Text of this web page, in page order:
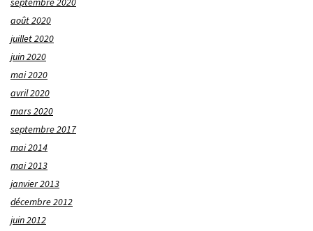
août 2020
juillet 2020
juin 2020
mai 2020
avril 2020
mars 2020
septembre 2017
mai 2014
mai 2013
janvier 2013
décembre 2012
juin 2012